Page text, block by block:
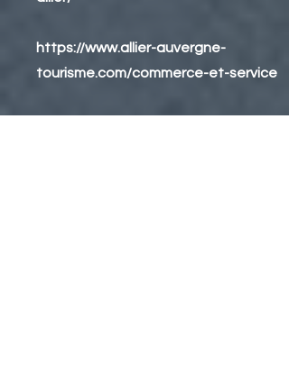
https://www.allier-auvergne-
tourisme.com/commerce-et-service